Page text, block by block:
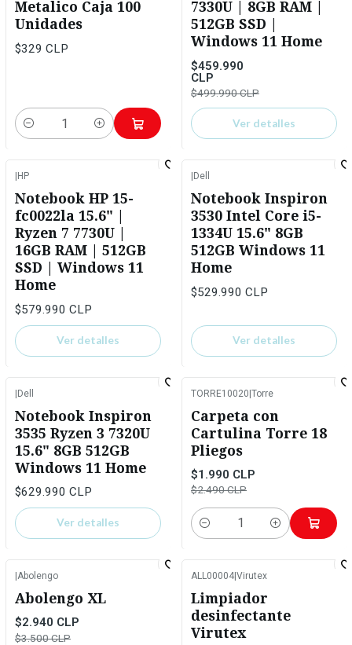
Metalico Caja 100
Unidades
$329 CLP
Cantidad
7330U | 8GB RAM |
512GB SSD |
Windows 11 Home
$459.990
CLP
$499.990 CLP
Ver detalles
HP
Notebook HP 15-
fc0022la 15.6" |
Ryzen 7 7730U |
16GB RAM | 512GB
SSD | Windows 11
Home
$579.990 CLP
Ver detalles
Dell
Notebook Inspiron
3530 Intel Core i5-
1334U 15.6" 8GB
512GB Windows 11
Home
$529.990 CLP
Ver detalles
|Dell
Notebook Inspiron
3535 Ryzen 3 7320U
15.6" 8GB 512GB
Windows 11 Home
$629.990 CLP
Ver detalles
TORRE10020|Torre
Carpeta con
Cartulina Torre 18
Pliegos
$1.990 CLP
$2.490 CLP
Cantidad
|Abolengo
Abolengo XL
$2.940 CLP
$3.500 CLP
ALL00004|Virutex
Limpiador
desinfectante
Virutex